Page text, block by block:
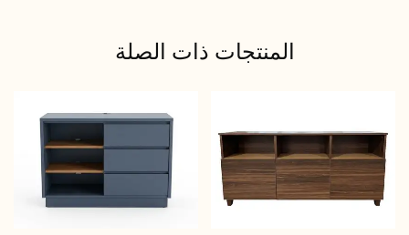
المنتجات ذات الصلة